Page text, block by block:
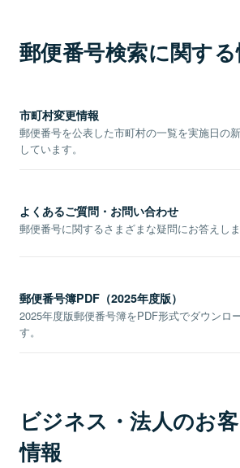
郵便番号検索に関す
市町村変更情報
郵便番号を公表した市町村の一覧を実施日の
しています。
よくあるご質問・お問い合わせ
郵便番号に関するさまざまな疑問にお答えしま
郵便番号簿PDF（2025年度版）
2025年度版郵便番号簿をPDF形式でダウンロ
す。
ビジネス・法人のお
情報